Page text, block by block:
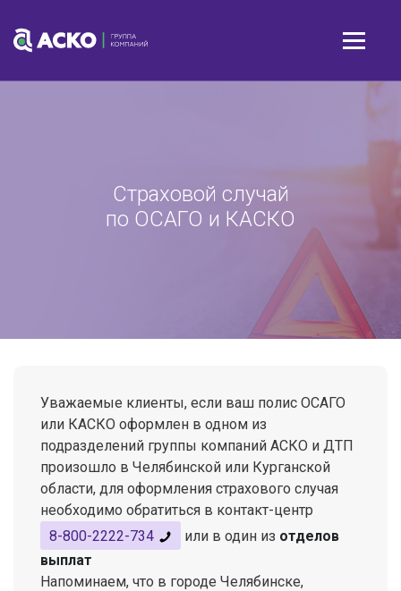
Страховой случай
по ОСАГО и КАСКО
Уважаемые клиенты, если ваш полис ОСАГО
или КАСКО оформлен в одном из
подразделений группы компаний АСКО и ДТП
произошло в Челябинской или Курганской
области, для оформления страхового случая
необходимо обратиться в контакт-центр
8-800-2222-734
или в один из отделов
выплат
Напоминаем, что в городе Челябинске,